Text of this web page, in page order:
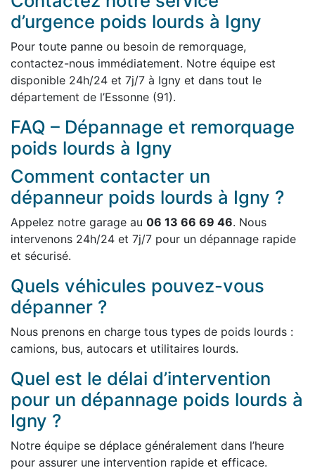
d’urgence poids lourds à Igny
Pour toute panne ou besoin de remorquage,
contactez-nous immédiatement. Notre équipe est
disponible 24h/24 et 7j/7 à Igny et dans tout le
département de l’Essonne (91).
FAQ – Dépannage et remorquage
poids lourds à Igny
Comment contacter un
dépanneur poids lourds à Igny ?
Appelez notre garage au 06 13 66 69 46. Nous
intervenons 24h/24 et 7j/7 pour un dépannage rapide
et sécurisé.
Quels véhicules pouvez-vous
dépanner ?
Nous prenons en charge tous types de poids lourds :
camions, bus, autocars et utilitaires lourds.
Quel est le délai d’intervention
pour un dépannage poids lourds à
Igny ?
Notre équipe se déplace généralement dans l’heure
pour assurer une intervention rapide et efficace.